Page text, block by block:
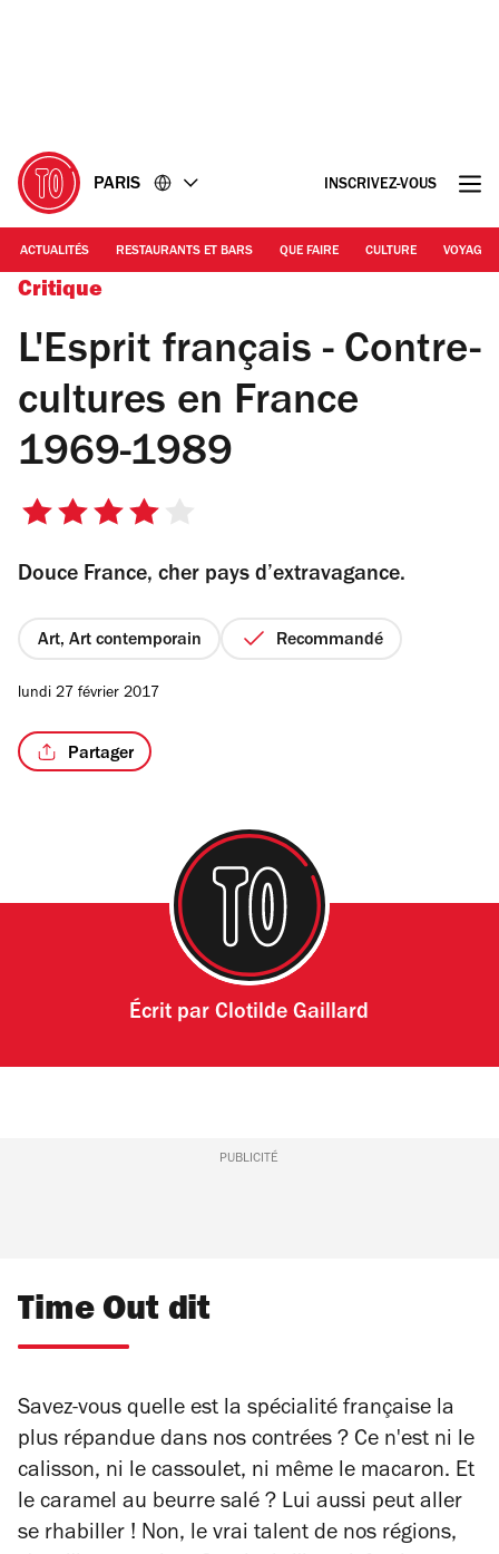
PARIS INSCRIVEZ-VOUS
ACTUALITÉS RESTAURANTS ET BARS QUE FAIRE CULTURE VOYAGE
Critique
L'Esprit français - Contre-
cultures en France
1969-1989
4
5
Douce France, cher pays d’extravagance.
Art, Art contemporain Recommandé
lundi 27 février 2017
Partager
Écrit parClotilde Gaillard
PUBLICITÉ
Time Out dit
Savez-vous quelle est la spécialité française la
plus répandue dans nos contrées ? Ce n'est ni le
calisson, ni le cassoulet, ni même le macaron. Et
le caramel au beurre salé ? Lui aussi peut aller
se rhabiller ! Non, le vrai talent de nos régions,